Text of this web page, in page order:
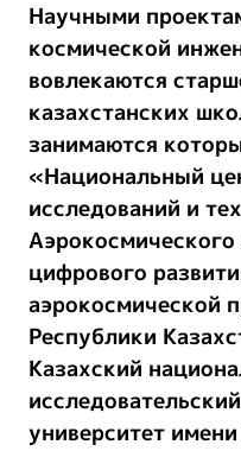
Научными
космической
вовлекаются
казахстанских
занимаются
«Национальный
исследований и
цифрового
аэрокосмической
Республики
Казахский
университет